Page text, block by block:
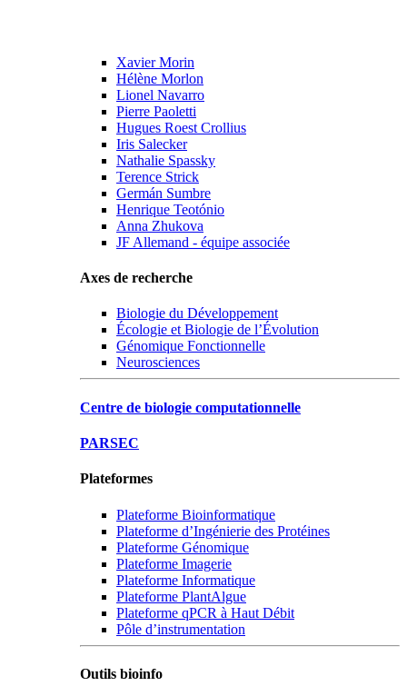
Xavier Morin
Hélène Morlon
Lionel Navarro
Pierre Paoletti
Hugues Roest Crollius
Iris Salecker
Nathalie Spassky
Terence Strick
Germán Sumbre
Henrique Teotónio
Anna Zhukova
JF Allemand - équipe associée
Axes de recherche
Biologie du Développement
Écologie et Biologie de l’Évolution
Génomique Fonctionnelle
Neurosciences
Centre de biologie computationnelle
PARSEC
Plateformes
Plateforme Bioinformatique
Plateforme d’Ingénierie des Protéines
Plateforme Génomique
Plateforme Imagerie
Plateforme Informatique
Plateforme PlantAlgue
Plateforme qPCR à Haut Débit
Pôle d’instrumentation
Outils bioinfo